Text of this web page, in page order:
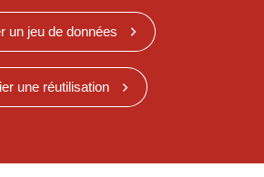
un jeu de données
une réutilisation